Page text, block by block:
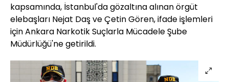
kapsamında, İstanbul'da gözaltına alınan örgüt
elebaşları Nejat Daş ve Çetin Gören, ifade işlemleri
için Ankara Narkotik Suçlarla Mücadele Şube
Müdürlüğü'ne getirildi.